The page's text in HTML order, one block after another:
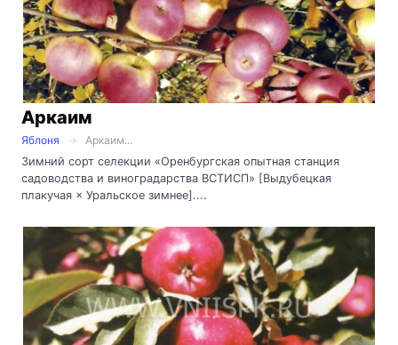
Аркаим
Яблоня
Аркаим...
Зимний сорт селекции «Оренбургская опытная станция
садоводства и виноградарства ВСТИСП» [Выдубецкая
плакучая × Уральское зимнее]....